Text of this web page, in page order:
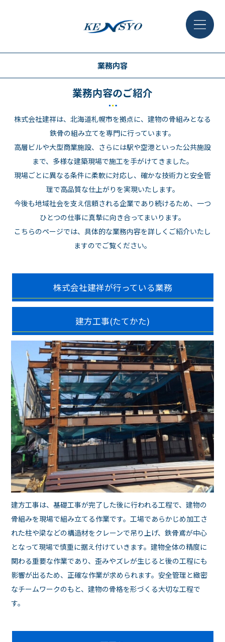
業務内容
業務内容のご紹介
株式会社建祥は、北海道札幌市を拠点に、建物の骨組みとなる
鉄骨の組み立てを専門に行っています。
高層ビルや大型商業施設、さらには駅や空港といった公共施設
まで、多様な建築現場で施工を手がけてきました。
現場ごとに異なる条件に柔軟に対応し、確かな技術力と安全管
理で高品質な仕上がりを実現いたします。
今後も地域社会を支え信頼される企業であり続けるため、一つ
ひとつの仕事に真摯に向き合ってまいります。
こちらのページでは、具体的な業務内容を詳しくご紹介いたし
ますのでご覧ください。
株式会社建祥が行っている業務
建方工事(たてかた)
建方工事は、基礎工事が完了した後に行われる工程で、建物の
骨組みを現場で組み立てる作業です。工場であらかじめ加工さ
れた柱や梁などの構造材をクレーンで吊り上げ、鉄骨鳶が中心
となって現場で慎重に据え付けていきます。建物全体の精度に
関わる重要な作業であり、歪みやズレが生じると後の工程にも
影響が出るため、正確な作業が求められます。安全管理と緻密
なチームワークのもと、建物の骨格を形づくる大切な工程で
す。